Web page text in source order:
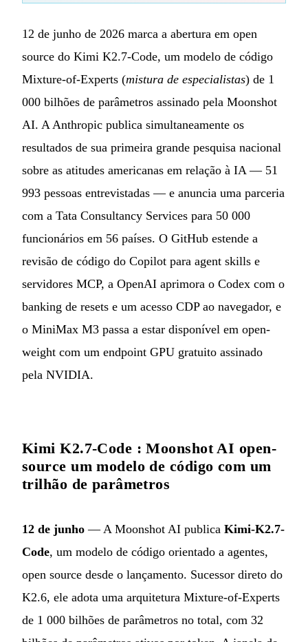
12 de junho de 2026 marca a abertura em open
source do Kimi K2.7-Code, um modelo de código
Mixture-of-Experts (mistura de especialistas) de 1
000 bilhões de parâmetros assinado pela Moonshot
AI. A Anthropic publica simultaneamente os
resultados de sua primeira grande pesquisa nacional
sobre as atitudes americanas em relação à IA — 51
993 pessoas entrevistadas — e anuncia uma parceria
com a Tata Consultancy Services para 50 000
funcionários em 56 países. O GitHub estende a
revisão de código do Copilot para agent skills e
servidores MCP, a OpenAI aprimora o Codex com o
banking de resets e um acesso CDP ao navegador, e
o MiniMax M3 passa a estar disponível em open-
weight com um endpoint GPU gratuito assinado
pela NVIDIA.
Kimi K2.7-Code : Moonshot AI open-
source um modelo de código com um
trilhão de parâmetros
12 de junho — A Moonshot AI publica Kimi-K2.7-
Code, um modelo de código orientado a agentes,
open source desde o lançamento. Sucessor direto do
K2.6, ele adota uma arquitetura Mixture-of-Experts
de 1 000 bilhões de parâmetros no total, com 32